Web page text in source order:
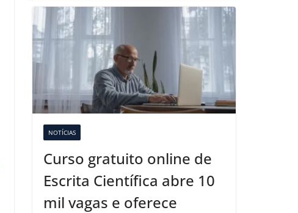
NOTÍCIAS
Curso gratuito online de
Escrita Científica abre 10
mil vagas e oferece